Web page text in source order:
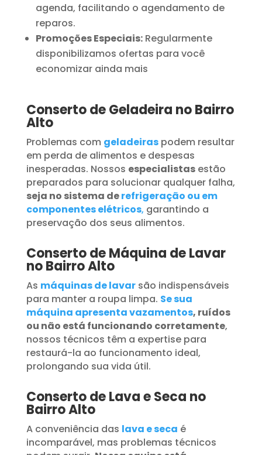
agenda, facilitando o agendamento de
reparos.
Promoções Especiais:Regularmente
disponibilizamos ofertas para você
economizar ainda mais
Conserto de Geladeira no Bairro
Alto
Problemas com geladeiraspodem resultar
em perda de alimentos e despesas
inesperadas. Nossos especialistasestão
preparados para solucionar qualquer falha,
seja no sistema derefrigeração ou em
componentes elétricos, garantindo a
preservação dos seus alimentos.
Conserto de Máquina de Lavar
no Bairro Alto
As máquinas de lavar são indispensáveis
para manter a roupa limpa. Se sua
máquina apresenta vazamentos, ruídos
ou não está funcionando corretamente,
nossos técnicos têm a expertise para
restaurá-la ao funcionamento ideal,
prolongando sua vida útil.
Conserto de Lava e Seca no
Bairro Alto
A conveniência das lava e seca é
incomparável, mas problemas técnicos